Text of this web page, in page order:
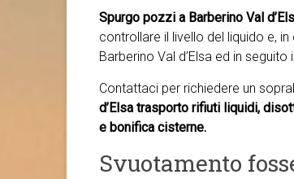
Spurgo pozzi a Barberino Val
controllare il livello del liquido e,
Barberino Val d’Elsa ed in seguito il
Contattaci per richiedere un
d’Elsa trasporto rifiuti liquidi,
e bonifica cisterne.
Svuotamento